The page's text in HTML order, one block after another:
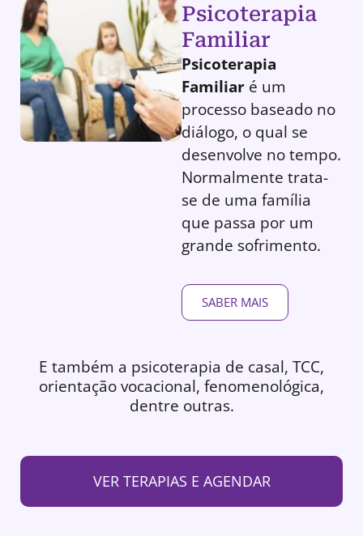
Psicoterapia
Familiar
Psicoterapia
Familiar é um
processo baseado no
diálogo, o qual se
desenvolve no tempo.
Normalmente trata-
se de uma família
que passa por um
grande sofrimento.
SABER MAIS
E também a psicoterapia de casal, TCC,
orientação vocacional, fenomenológica,
dentre outras.
VER TERAPIAS E AGENDAR